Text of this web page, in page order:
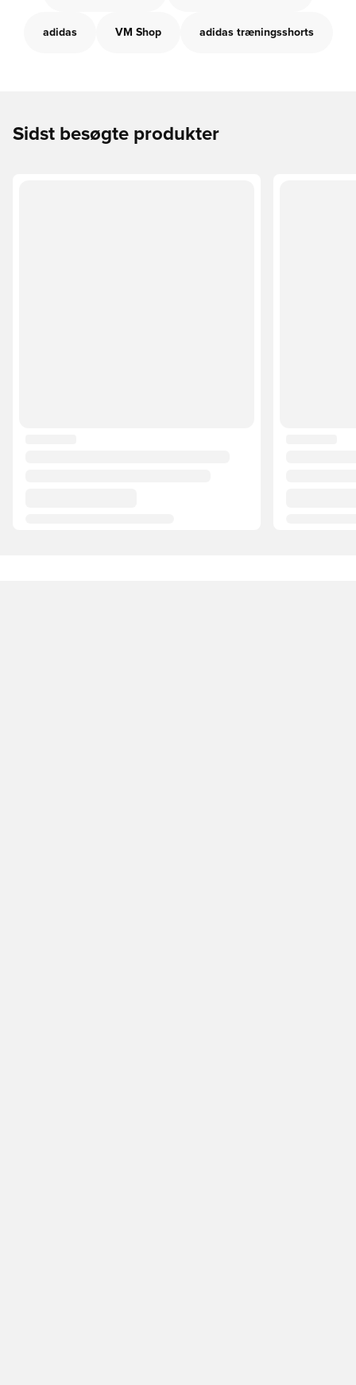
adidas VM Shop adidas træningsshorts
Sidst besøgte produkter